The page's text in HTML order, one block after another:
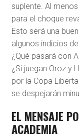
suplente. Al
para el choque
Esto será una
algunos indicios
¿Qué pasará con
¿Si juegan Oroz y
por la Copa
se despejarán
EL MENSAJE
ACADEMIA